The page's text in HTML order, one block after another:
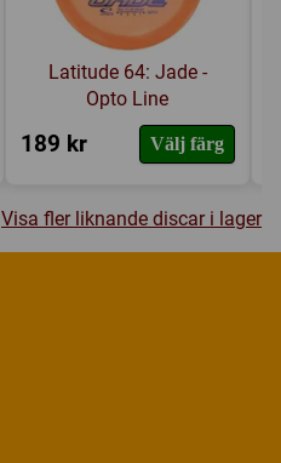
Latitude 64: Jade -
Opto Line
189 kr Välj färg
Visa fler liknande discar i lager